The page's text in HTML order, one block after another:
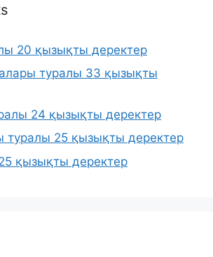
20 қызықты деректер
туралы 33 қызықты
24 қызықты деректер
туралы 25 қызықты деректер
қызықты деректер